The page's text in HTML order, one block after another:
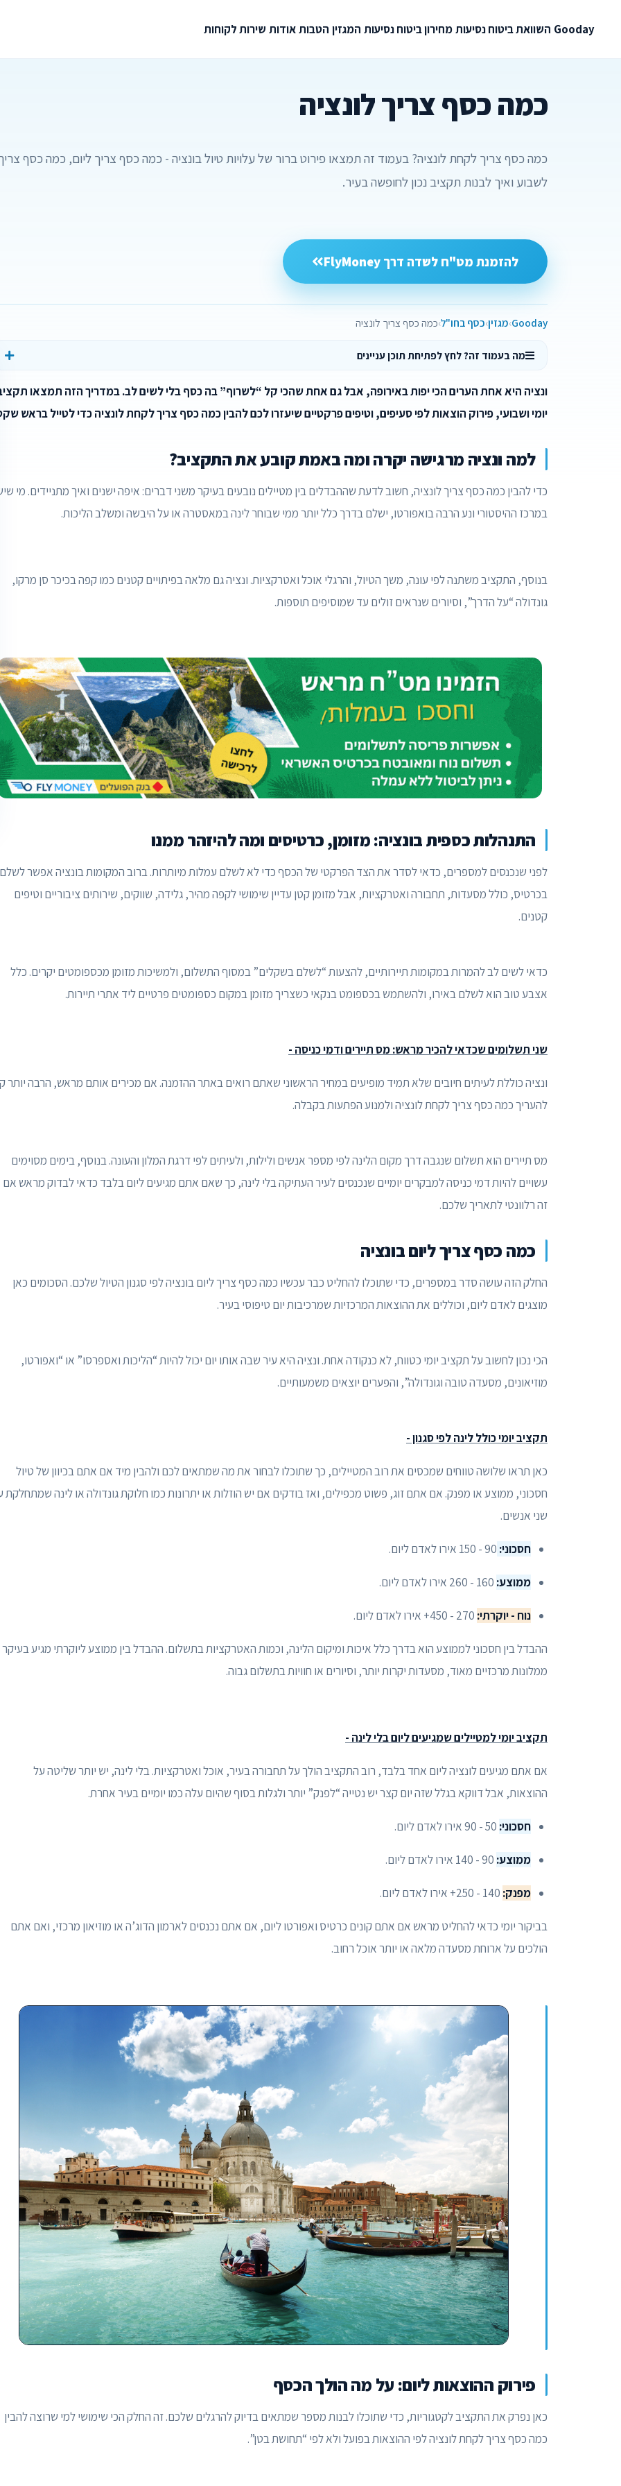
Gooday השוואת ביטוח נסיעותמחירון ביטוח נסיעות המגזין הטבותאודות שירות לקוחות
כמה כסף צריך לונציה
כמה כסף צריך לקחת לונציה? בעמוד זה תמצאו פירוט ברור של עלויות טיול בונציה - כמה כסף צריך ליום, כמה כסף
לשבוע ואיך לבנות תקציב נכון לחופשה בעיר.
להזמנת מט"ח לשדה דרך FlyMoney
Gooday מגזין כסף בחו"ל כמה כסף צריך לונציה
מה בעמוד זה? לחץ לפתיחת תוכן עניינים
ונציה היא אחת הערים הכי יפות באירופה, אבל גם אחת שהכי קל “לשרוף” בה כסף בלי לשים לב. במדריך הזה תמצאו
יומי ושבועי, פירוק הוצאות לפי סעיפים, וטיפים פרקטיים שיעזרו לכם להבין כמה כסף צריך לקחת לונציה כדי לטייל בראש
למה ונציה מרגישה יקרה ומה באמת קובע את התקציב?
כדי להבין כמה כסף צריך לונציה, חשוב לדעת שההבדלים בין מטיילים נובעים בעיקר משני דברים: איפה ישנים ואיך מתניידים. מי
במרכז ההיסטורי ונע הרבה בואפורטו, ישלם בדרך כלל יותר ממי שבוחר לינה במאסטרה או על היבשה ומשלב הליכות.
בנוסף, התקציב משתנה לפי עונה, משך הטיול, והרגלי אוכל ואטרקציות. ונציה גם מלאה בפיתויים קטנים כמו קפה בכיכר סן מרקו,
גונדולה “על הדרך”, וסיורים שנראים זולים עד שמוסיפים תוספות.
התנהלות כספית בונציה: מזומן, כרטיסים ומה להיזהר ממנו
לפני שנכנסים למספרים, כדאי לסדר את הצד הפרקטי של הכסף כדי לא לשלם עמלות מיותרות. ברוב המקומות בונציה אפשר לשלם
בכרטיס, כולל מסעדות, תחבורה ואטרקציות, אבל מזומן קטן עדיין שימושי לקפה מהיר, גלידה, שווקים, שירותים ציבוריים וטיפים
קטנים.
כדאי לשים לב להמרות במקומות תיירותיים, להצעות “לשלם בשקלים” במסוף התשלום, ולמשיכות מזומן מכספומטים יקרים. כלל
אצבע טוב הוא לשלם באירו, ולהשתמש בכספומט בנקאי כשצריך מזומן במקום כספומטים פרטיים ליד אתרי תיירות.
שני תשלומים שכדאי להכיר מראש: מס תיירים ודמי כניסה -
ונציה כוללת לעיתים חיובים שלא תמיד מופיעים במחיר הראשוני שאתם רואים באתר ההזמנה. אם מכירים אותם מראש, הרבה יותר
להעריך כמה כסף צריך לקחת לונציה ולמנוע הפתעות בקבלה.
מס תיירים הוא תשלום שנגבה דרך מקום הלינה לפי מספר אנשים ולילות, ולעיתים לפי דרגת המלון והעונה. בנוסף, בימים מסוימים
עשויים להיות דמי כניסה למבקרים יומיים שנכנסים לעיר העתיקה בלי לינה, כך שאם אתם מגיעים ליום בלבד כדאי לבדוק מראש אם
זה רלוונטי לתאריך שלכם.
כמה כסף צריך ליום בונציה
החלק הזה עושה סדר במספרים, כדי שתוכלו להחליט כבר עכשיו כמה כסף צריך ליום בונציה לפי סגנון הטיול שלכם. הסכומים כאן
מוצגים לאדם ליום, וכוללים את ההוצאות המרכזיות שמרכיבות יום טיפוסי בעיר.
הכי נכון לחשוב על תקציב יומי כטווח, לא כנקודה אחת. ונציה היא עיר שבה אותו יום יכול להיות “הליכות ואספרסו” או “ואפורטו,
מוזיאונים, מסעדה טובה וגונדולה”, והפערים יוצאים משמעותיים.
תקציב יומי כולל לינה לפי סגנון -
כאן תראו שלושה טווחים שמכסים את רוב המטיילים, כך שתוכלו לבחור את מה שמתאים לכם ולהבין מיד אם אתם בכיוון של טיול
חסכוני, ממוצע או מפנק. אם אתם זוג, פשוט מכפילים, ואז בודקים אם יש הוזלות או יתרונות כמו חלוקת גונדולה או לינה שמתחלקת
שני אנשים.
חסכוני: 90 - 150 אירו לאדם ליום.
ממוצע:
נוח - יוקרתי:
ההבדל בין חסכוני לממוצע הוא בדרך כלל איכות ומיקום הלינה, וכמות האטרקציות בתשלום. ההבדל בין ממוצע ליוקרתי מגיע בעיקר
ממלונות מרכזיים מאוד, מסעדות יקרות יותר, וסיורים או חוויות בתשלום גבוה.
תקציב יומי למטיילים שמגיעים ליום בלי לינה -
אם אתם מגיעים לונציה ליום אחד בלבד, רוב התקציב הולך על תחבורה בעיר, אוכל ואטרקציות. בלי לינה, יש יותר שליטה על
ההוצאות, אבל דווקא בגלל שזה יום קצר יש נטייה “לפנק” יותר ולגלות בסוף שהיום עלה כמו יומיים בעיר אחרת.
חסכוני:
ממוצע:
מפנק: 140 - 250+ אירו לאדם ליום.
בביקור יומי כדאי להחליט מראש אם אתם קונים כרטיס ואפורטו ליום, אם אתם נכנסים לארמון הדוג’ה או מוזיאון מרכזי, ואם אתם
הולכים על ארוחת מסעדה מלאה או יותר אוכל רחוב.
פירוק ההוצאות ליום: על מה הולך הכסף
כאן נפרק את התקציב לקטגוריות, כדי שתוכלו לבנות מספר שמתאים בדיוק להרגלים שלכם. זה החלק הכי שימושי למי שרוצה להבין
כמה כסף צריך לקחת לונציה לפי ההוצאות בפועל ולא לפי “תחושת בטן”.